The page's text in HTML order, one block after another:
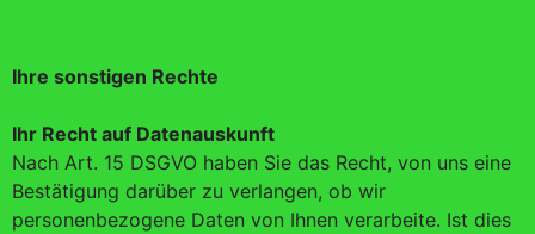
Ihre sonstigen Rechte
Ihr Recht auf Datenauskunft
Nach Art. 15 DSGVO haben Sie das Recht, von uns eine
Bestätigung darüber zu verlangen, ob wir
personenbezogene Daten von Ihnen verarbeite. Ist dies